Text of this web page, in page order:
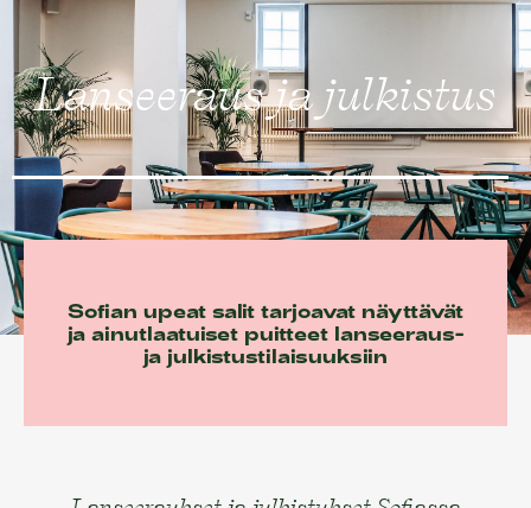
Yksityistilaisuudet
Juhlat
Sofian ravintolat
Sofian tilat
Info/Historia
English
Lanseeraus ja julkistus
Sofian upeat salit tarjoavat näyttävät
ja ainutlaatuiset puitteet lanseeraus-
ja julkistustilaisuuksiin